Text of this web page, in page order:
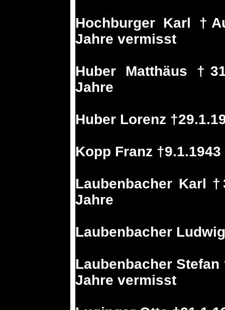
Hochburger Karl
Jahre vermisst
Huber Matthäus
Jahre
Huber Lorenz
Kopp Franz
Laubenbacher Karl
Jahre
Laubenbacher
Laubenbacher
Jahre vermisst